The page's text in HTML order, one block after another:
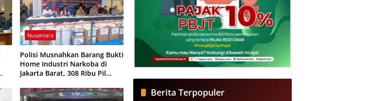
Nusantara
Polisi Musnahkan Barang Bukti
Home Industri Narkoba di
Jakarta Barat, 308 Ribu Pil
Berita Terpopuler